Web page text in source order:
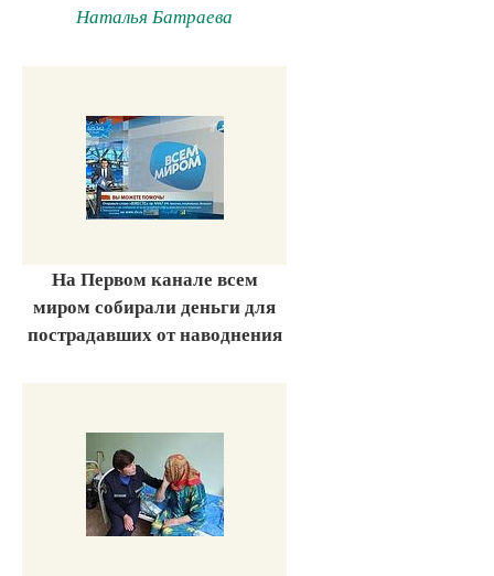
Наталья Батраева
На Первом канале всем
миром собирали деньги для
пострадавших от наводнения